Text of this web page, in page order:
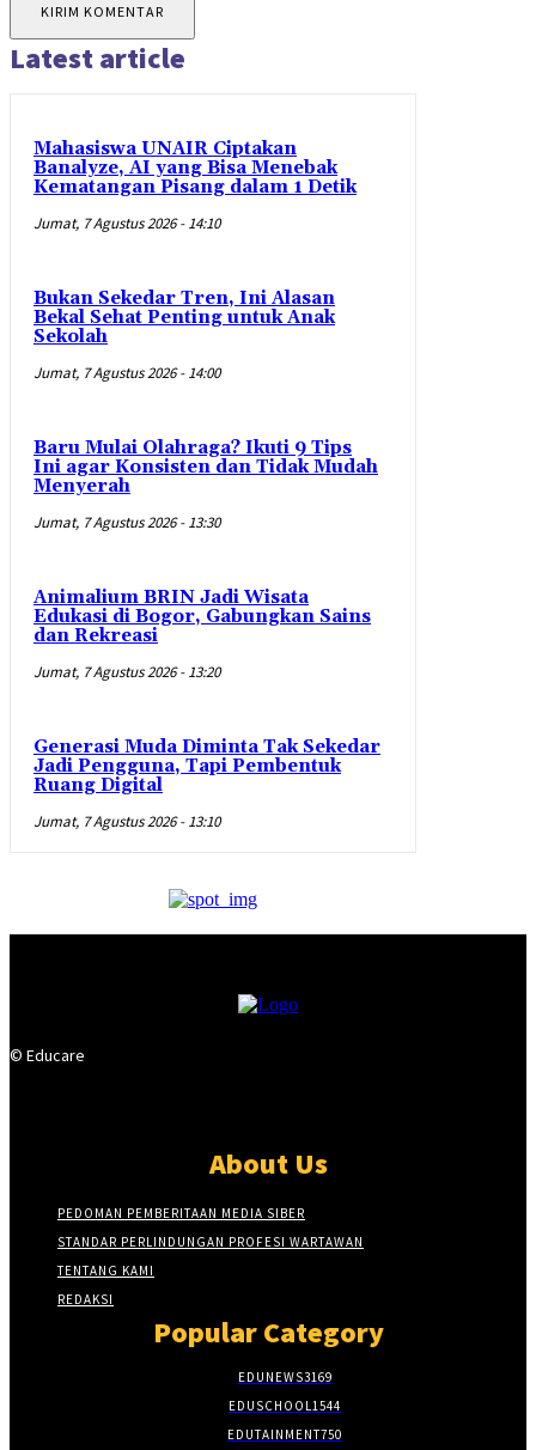
Latest article
Mahasiswa UNAIR Ciptakan
Banalyze, AI yang Bisa Menebak
Kematangan Pisang dalam 1 Detik
Jumat, 7 Agustus 2026 - 14:10
Bukan Sekedar Tren, Ini Alasan
Bekal Sehat Penting untuk Anak
Sekolah
Jumat, 7 Agustus 2026 - 14:00
Baru Mulai Olahraga? Ikuti 9 Tips
Ini agar Konsisten dan Tidak Mudah
Menyerah
Jumat, 7 Agustus 2026 - 13:30
Animalium BRIN Jadi Wisata
Edukasi di Bogor, Gabungkan Sains
dan Rekreasi
Jumat, 7 Agustus 2026 - 13:20
Generasi Muda Diminta Tak Sekedar
Jadi Pengguna, Tapi Pembentuk
Ruang Digital
Jumat, 7 Agustus 2026 - 13:10
© Educare
About Us
PEDOMAN PEMBERITAAN MEDIA SIBER
STANDAR PERLINDUNGAN PROFESI WARTAWAN
TENTANG KAMI
REDAKSI
Popular Category
EDUNEWS3169
EDUSCHOOL1544
EDUTAINMENT750